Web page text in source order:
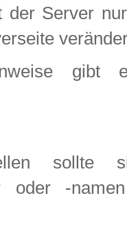
der Server
sollte
oder -